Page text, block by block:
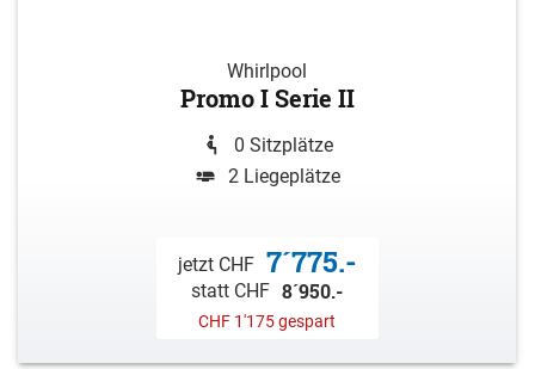
Whirlpool
Promo I Serie II
0 Sitzplätze
2 Liegeplätze
jetzt CHF 7´775.-
statt CHF 8´950.-
CHF 1'175 gespart